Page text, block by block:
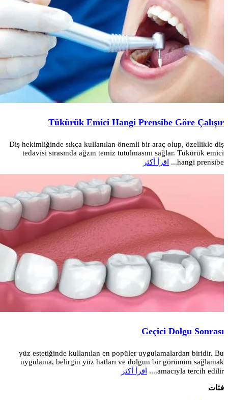
Tükürük Emici Hangi Prensibe Göre Çalışır
Diş hekimliğinde sıkça kullanılan önemli bir araç olup, özellikle diş
tedavisi sırasında ağzın temiz tutulmasını sağlar. Tükürük emici
hangi prensibe...
اقرأ أكثر
Geçici Dolgu Sonrası
yüz estetiğinde kullanılan en popüler uygulamalardan biridir. Bu
uygulama, belirgin yüz hatları ve dolgun bir görünüm sağlamak
amacıyla tercih edilir....
اقرأ أكثر
فئات